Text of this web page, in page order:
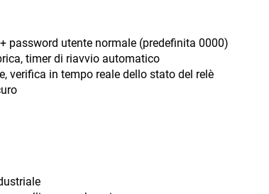
password utente normale (predefinita 0000)
timer di riavvio automatico
verifica in tempo reale dello stato del relè